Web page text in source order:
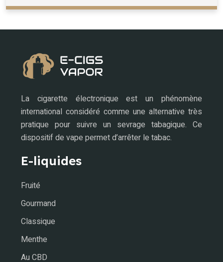
La cigarette électronique est un phénomène
international considéré comme une alternative très
pratique pour suivre un sevrage tabagique. Ce
dispositif de vape permet d’arrêter le tabac.
E-liquides
Fruité
Gourmand
Classique
Menthe
Au CBD